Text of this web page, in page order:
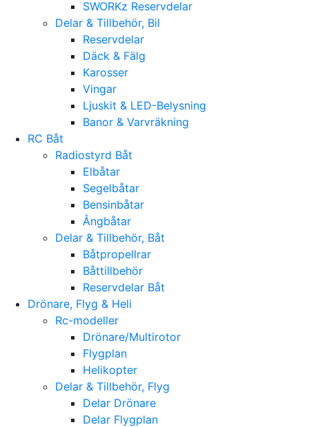
SWORKz Reservdelar
Delar & Tillbehör, Bil
Reservdelar
Däck & Fälg
Karosser
Vingar
Ljuskit & LED-Belysning
Banor & Varvräkning
RC Båt
Radiostyrd Båt
Elbåtar
Segelbåtar
Bensinbåtar
Ångbåtar
Delar & Tillbehör, Båt
Båtpropellrar
Båttillbehör
Reservdelar Båt
Drönare, Flyg & Heli
Rc-modeller
Drönare/Multirotor
Flygplan
Helikopter
Delar & Tillbehör, Flyg
Delar Drönare
Delar Flygplan